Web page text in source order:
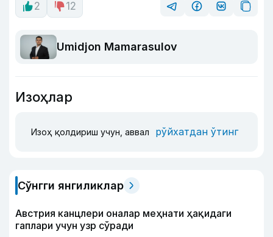
2
12
Umidjon Mamarasulov
Изоҳлар
Изоҳ қолдириш учун, аввал рўйхатдан ўтинг
Сўнгги янгиликлар
Австрия канцлери оналар меҳнати ҳақидаги
гаплари учун узр сўради